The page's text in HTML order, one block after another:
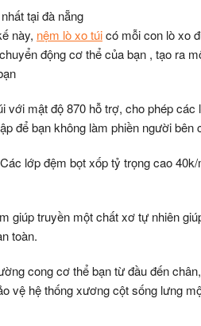
này, nệm lò xo túicó mỗi con lò xo
động cơ thể của bạn , tạo ra
với mật độ 870 hỗ trợ, cho phép
để bạn không làm phiền người bên
Các lớp đệm bọt xốp tỷ trọng cao
giúp truyền một chất xơ tự nhiên
toàn.
cong cơ thể bạn từ đầu đến
vệ hệ thống xương cột sống lưng